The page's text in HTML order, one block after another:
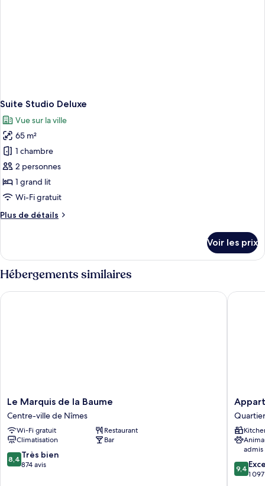
Suite Studio Deluxe
Vue sur la ville
65 m²
1 chambre
2 personnes
1 grand lit
Wi-Fi gratuit
Plus de détails
Plus
le
type
de
Suite
Voir les prix
Hébergements similaires
Le
Marquis
de
la
Baume
Centre-
ville
Le Marquis de la Baume
Centre-ville de Nîmes
Wi-Fi gratuit
Restaurant
Climatisation
Bar
8.4
sur
8,4 Très bien
874 avis
Le Marquis de la Baume
Nîmes
Arènes
Quartier
admis
9.4
sur
9,4
1